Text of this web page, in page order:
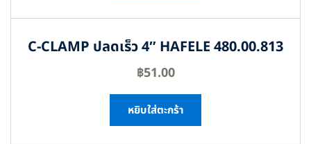
C-CLAMP ปลดเร็ว 4″ HAFELE 480.00.813
฿51.00
หยิบใส่ตะกร้า